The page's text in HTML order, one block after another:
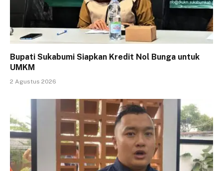
Bupati Sukabumi Siapkan Kredit Nol Bunga untuk
UMKM
2 Agustus 2026